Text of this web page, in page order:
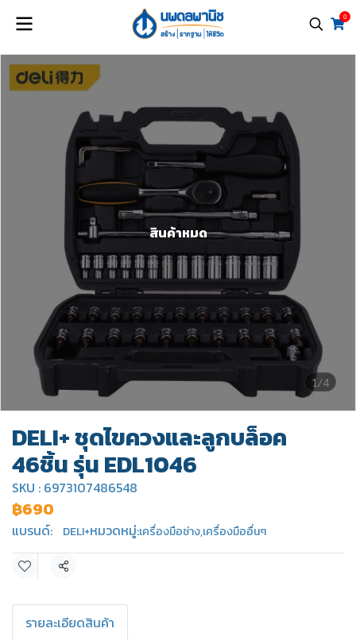
0
1/4
สินค้าหมด
DELI+ ชุดไขควงและลูกบล็อค
46ชิ้น รุ่น EDL1046
SKU : 6973107486548
฿690
แบรนด์: DELI+หมวดหมู่:เครื่องมือช่าง,เครื่องมืออื่นๆ
แชร์
รายละเอียดสินค้า